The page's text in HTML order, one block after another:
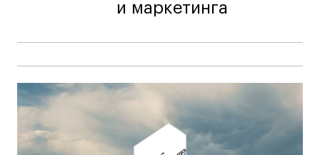
и маркетинга